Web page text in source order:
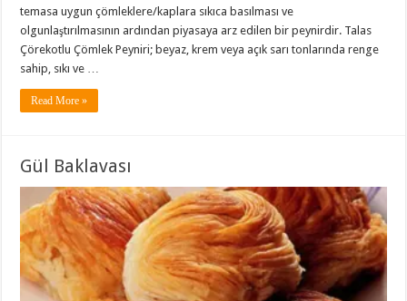
temasa uygun çömleklere/kaplara sıkıca basılması ve
olgunlaştırılmasının ardından piyasaya arz edilen bir peynirdir. Talas
Çörekotlu Çömlek Peyniri; beyaz, krem veya açık sarı tonlarında renge
sahip, sıkı ve …
Read More »
Gül Baklavası